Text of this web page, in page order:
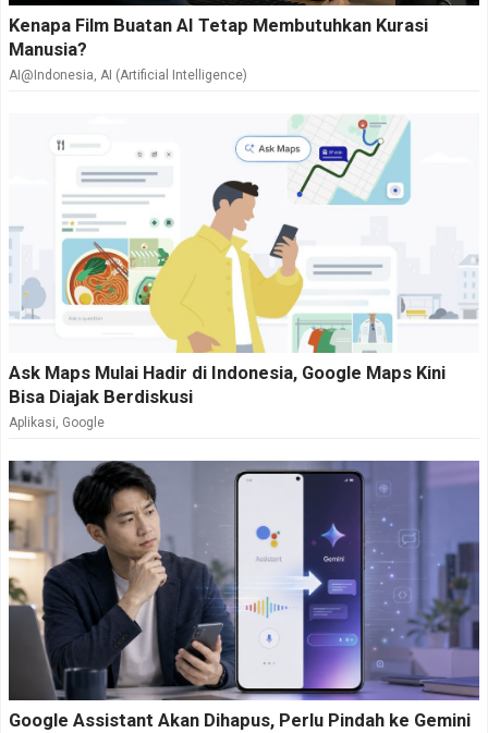
Kenapa Film Buatan AI Tetap Membutuhkan Kurasi
Manusia?
AI@Indonesia, AI (Artificial Intelligence)
Ask Maps Mulai Hadir di Indonesia, Google Maps Kini
Bisa Diajak Berdiskusi
Aplikasi, Google
Google Assistant Akan Dihapus, Perlu Pindah ke Gemini